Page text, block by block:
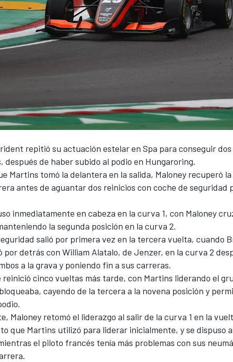
repitió su actuación estelar en Spa para conseguir
después de haber subido al podio en Hungaroring.
Martins tomó la delantera en la salida, Maloney recuperó
antes de aguantar dos reinicios con coche de seguridad
inmediatamente en cabeza en la curva 1, con Maloney
la segunda posición en la curva 2.
salió por primera vez en la tercera vuelta, cuando
por detrás con William Alatalo, de Jenzer, en la curva 2
a la grava y poniendo fin a sus carreras.
reinició cinco vueltas más tarde, con Martins liderando el
cayendo de la tercera a la novena posición y
Maloney retomó el liderazgo al salir de la curva 1 en la
que Martins utilizó para liderar inicialmente, y se dispuso
el piloto francés tenía más problemas con sus